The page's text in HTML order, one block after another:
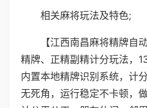
相关麻将玩法及特色;
【江西南昌麻将精牌自
精牌、正精副精计分玩法，
内置本地精牌识别系统，计
无死角，运行稳定不卡顿，